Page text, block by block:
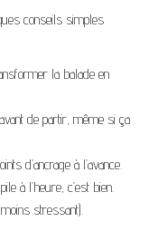
conseils simples
la balade en
de partir, même si ça
d’ancrage à l’avance.
à l’heure, c’est bien.
stressant).